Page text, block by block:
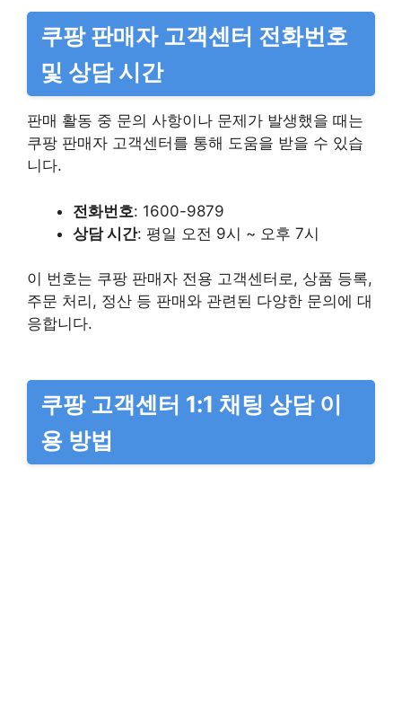
쿠팡 판매자 고객센터 전화번호
및 상담 시간
판매 활동 중 문의 사항이나 문제가 발생했을 때는
쿠팡 판매자 고객센터를 통해 도움을 받을 수 있습
니다.
전화번호: 1600-9879
상담 시간: 평일 오전 9시 ~ 오후 7시
이 번호는 쿠팡 판매자 전용 고객센터로, 상품 등록,
주문 처리, 정산 등 판매와 관련된 다양한 문의에 대
응합니다.
쿠팡 고객센터 1:1 채팅 상담 이
용 방법